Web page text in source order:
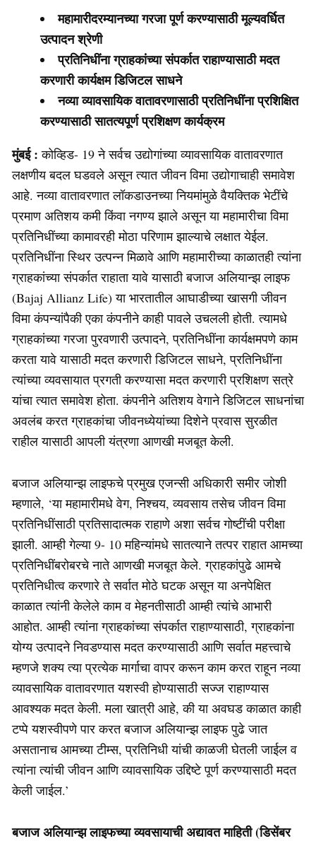
महामारीदरम्यानच्या गरजा पूर्ण करण्यासाठी मूल्यवर्धित
उत्पादन श्रेणी
प्रतिनिधींना ग्राहकांच्या संपर्कात राहाण्यासाठी मदत
करणारी कार्यक्षम डिजिटल साधने
नव्या व्यावसायिक वातावरणासाठी प्रतिनिधींना प्रशिक्षित
करण्यासाठी सातत्यपूर्ण प्रशिक्षण कार्यक्रम
मुंबई :कोव्हिड- 19 ने सर्वच उद्योगांच्या व्यावसायिक वातावरणात
लक्षणीय बदल घडवले असून त्यात जीवन विमा उद्योगाचाही समावेश
आहे. नव्या वातावरणात लॉकडाउनच्या नियमांमुळे वैयक्तिक भेटींचे
प्रमाण अतिशय कमी किंवा नगण्य झाले असून या महामारीचा विमा
प्रतिनिधींच्या कामावरही मोठा परिणाम झाल्याचे लक्षात येईल.
प्रतिनिधींना स्थिर उत्पन्न मिळावे आणि महामारीच्या काळातही त्यांना
ग्राहकांच्या संपर्कात राहाता यावे यासाठी बजाज अलियान्झ लाइफ
(Bajaj Allianz Life) या भारतातील आघाडीच्या खासगी जीवन
विमा कंपन्यांपैकी एका कंपनीने काही पावले उचलली होती. त्यामधे
ग्राहकांच्या गरजा पुरवणारी उत्पादने, प्रतिनिधींना कार्यक्षमपणे काम
करता यावे यासाठी मदत करणारी डिजिटल साधने, प्रतिनिधींना
त्यांच्या व्यवसायात प्रगती करण्यासा मदत करणारी प्रशिक्षण सत्रे
यांचा त्यात समावेश होता. कंपनीने अतिशय वेगाने डिजिटल साधनांचा
अवलंब करत ग्राहकांचा जीवनध्येयांच्या दिशेने प्रवास सुरळीत
राहील यासाठी आपली यंत्रणा आणखी मजबूत केली.
बजाज अलियान्झ लाइफचे प्रमुख एजन्सी अधिकारी समीर जोशी
म्हणाले, ‘या महामारीमधे वेग, निश्चय, व्यवसाय तसेच जीवन विमा
प्रतिनिधींसाठी प्रतिसादात्मक राहाणे अशा सर्वच गोष्टींची परीक्षा
झाली. आम्ही गेल्या 9- 10 महिन्यांमधे सातत्याने तत्पर राहात आमच्या
प्रतिनिधींबरोबरचे नाते आणखी मजबूत केले. ग्राहकांपुढे आमचे
प्रतिनिधीत्व करणारे ते सर्वात मोठे घटक असून या अनपेक्षित
काळात त्यांनी केलेले काम व मेहनतीसाठी आम्ही त्यांचे आभारी
आहोत. आम्ही त्यांना ग्राहकांच्या संपर्कात राहाण्यासाठी, ग्राहकांना
योग्य उत्पादने निवडण्यास मदत करण्यासाठी आणि सर्वात महत्त्वाचे
म्हणजे शक्य त्या प्रत्येक मार्गाचा वापर करून काम करत राहून नव्या
व्यावसायिक वातावरणात यशस्वी होण्यासाठी सज्ज राहाण्यास
आवश्यक मदत केली. मला खात्री आहे, की या अवघड काळात काही
टप्पे यशस्वीपणे पार करत बजाज अलियान्झ लाइफ पुढे जात
असतानाच आमच्या टीम्स, प्रतिनिधी यांची काळजी घेतली जाईल व
त्यांना त्यांची जीवन आणि व्यावसायिक उद्दिष्टे पूर्ण करण्यासाठी मदत
केली जाईल.’
बजाज अलियान्झ लाइफच्या व्यवसायाची अद्यावत माहिती (डिसेंबर